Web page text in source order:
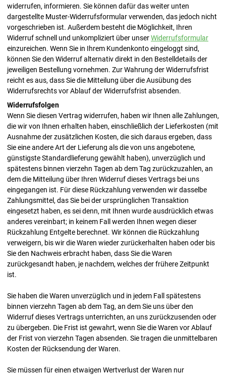
widerrufen, informieren. Sie können dafür das weiter unten
dargestellte Muster-Widerrufsformular verwenden, das jedoch nicht
vorgeschrieben ist. Außerdem besteht die Möglichkeit, Ihren
Widerruf schnell und unkompliziert über unserWiderrufsformular
einzureichen. Wenn Sie in Ihrem Kundenkonto eingeloggt sind,
können Sie den Widerruf alternativ direkt in den Bestelldetails der
jeweiligen Bestellung vornehmen. Zur Wahrung der Widerrufsfrist
reicht es aus, dass Sie die Mitteilung über die Ausübung des
Widerrufsrechts vor Ablauf der Widerrufsfrist absenden.
Widerrufsfolgen
Wenn Sie diesen Vertrag widerrufen, haben wir Ihnen alle Zahlungen,
die wir von Ihnen erhalten haben, einschließlich der Lieferkosten (mit
Ausnahme der zusätzlichen Kosten, die sich daraus ergeben, dass
Sie eine andere Art der Lieferung als die von uns angebotene,
günstigste Standardlieferung gewählt haben), unverzüglich und
spätestens binnen vierzehn Tagen ab dem Tag zurückzuzahlen, an
dem die Mitteilung über Ihren Widerruf dieses Vertrags bei uns
eingegangen ist. Für diese Rückzahlung verwenden wir dasselbe
Zahlungsmittel, das Sie bei der ursprünglichen Transaktion
eingesetzt haben, es sei denn, mit Ihnen wurde ausdrücklich etwas
anderes vereinbart; in keinem Fall werden Ihnen wegen dieser
Rückzahlung Entgelte berechnet. Wir können die Rückzahlung
verweigern, bis wir die Waren wieder zurückerhalten haben oder bis
Sie den Nachweis erbracht haben, dass Sie die Waren
zurückgesandt haben, je nachdem, welches der frühere Zeitpunkt
ist.
Sie haben die Waren unverzüglich und in jedem Fall spätestens
binnen vierzehn Tagen ab dem Tag, an dem Sie uns über den
Widerruf dieses Vertrags unterrichten, an uns zurückzusenden oder
zu übergeben. Die Frist ist gewahrt, wenn Sie die Waren vor Ablauf
der Frist von vierzehn Tagen absenden. Sie tragen die unmittelbaren
Kosten der Rücksendung der Waren.
Sie müssen für einen etwaigen Wertverlust der Waren nur